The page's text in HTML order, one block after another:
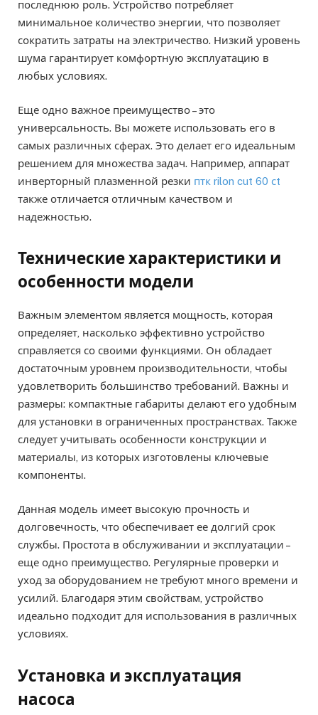
последнюю роль. Устройство потребляет
минимальное количество энергии, что позволяет
сократить затраты на электричество. Низкий уровень
шума гарантирует комфортную эксплуатацию в
любых условиях.
Еще одно важное преимущество – это
универсальность. Вы можете использовать его в
самых различных сферах. Это делает его идеальным
решением для множества задач. Например, аппарат
инверторный плазменной резки птк rilon cut 60 сt
также отличается отличным качеством и
надежностью.
Технические характеристики и
особенности модели
Важным элементом является мощность, которая
определяет, насколько эффективно устройство
справляется со своими функциями. Он обладает
достаточным уровнем производительности, чтобы
удовлетворить большинство требований. Важны и
размеры: компактные габариты делают его удобным
для установки в ограниченных пространствах. Также
следует учитывать особенности конструкции и
материалы, из которых изготовлены ключевые
компоненты.
Данная модель имеет высокую прочность и
долговечность, что обеспечивает ее долгий срок
службы. Простота в обслуживании и эксплуатации –
еще одно преимущество. Регулярные проверки и
уход за оборудованием не требуют много времени и
усилий. Благодаря этим свойствам, устройство
идеально подходит для использования в различных
условиях.
Установка и эксплуатация
насоса